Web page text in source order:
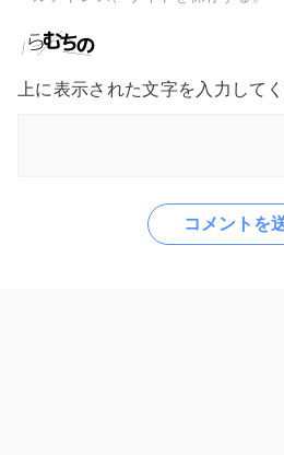
上に表示された文字を入力してく